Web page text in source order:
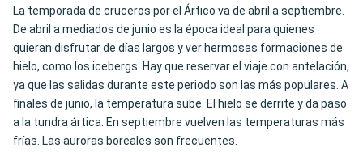
La temporada de cruceros por el Ártico va de abril a septiembre.
De abril a mediados de junio es la época ideal para quienes
quieran disfrutar de días largos y ver hermosas formaciones de
hielo, como los icebergs. Hay que reservar el viaje con antelación,
ya que las salidas durante este periodo son las más populares. A
finales de junio, la temperatura sube. El hielo se derrite y da paso
a la tundra ártica. En septiembre vuelven las temperaturas más
frías. Las auroras boreales son frecuentes.